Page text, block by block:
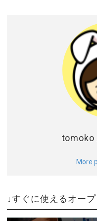
tomoko
More
↓すぐに使えるオー